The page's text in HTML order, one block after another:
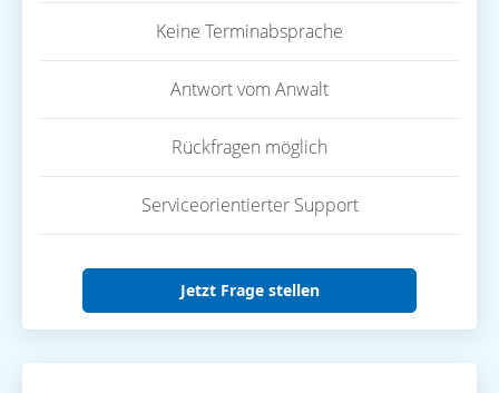
Keine Terminabsprache
Antwort vom Anwalt
Rückfragen möglich
Serviceorientierter Support
Jetzt Frage stellen